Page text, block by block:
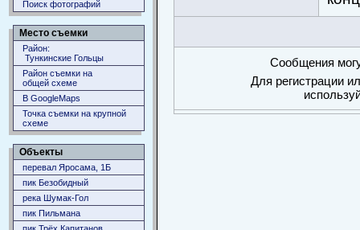
Поиск фотографий
Место съемки
Район:
Тункинские Гольцы
Район съемки на
общей схеме
В GoogleMaps
Точка съемки на крупной
схеме
Объекты
перевал Яросама, 1Б
пик Безобидный
река Шумак-Гол
пик Пильмана
Сообщения
Для регистрации